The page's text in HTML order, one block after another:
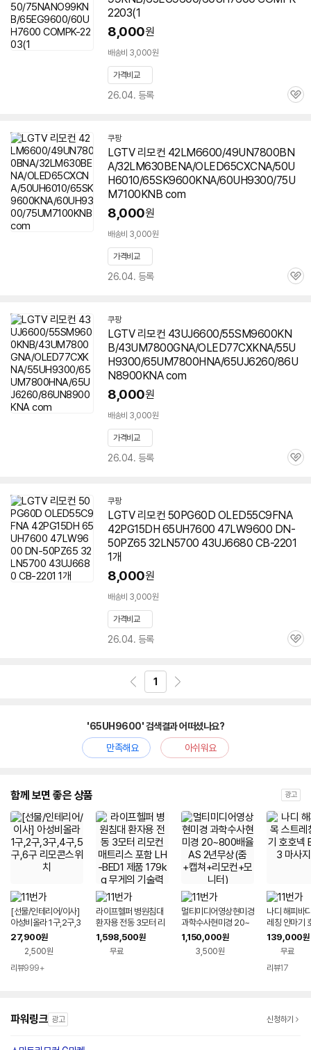
2203(1
8,000원
배송비 3,000원
가격비교
26.04. 등록
관
쿠팡
LGTV 리모컨 42LM6600/49UN7800BN
A/32LM630BENA/OLED65CXCNA/50U
H6010/65SK9600KNA/60UH9300/75U
M7100KNB com
8,000원
배송비 3,000원
가격비교
26.04. 등록
관
쿠팡
LGTV 리모컨 43UJ6600/55SM9600KN
B/43UM7800GNA/OLED77CXKNA/55U
H9300/65UM7800HNA/65UJ6260/86U
N8900KNA com
8,000원
배송비 3,000원
가격비교
26.04. 등록
관
쿠팡
LGTV 리모컨 50PG60D OLED55C9FNA
42PG15DH 65UH7600 47LW9600 DN-
50PZ65 32LN5700 43UJ6680 CB-2201
1개
8,000원
배송비 3,000원
가격비교
26.04. 등록
관
1
'65UH9600' 검색결과 어떠셨나요?
만족해요
아쉬워요
함께 보면 좋은 상품 광고
[선물/인테리어/이사]
아성비올라 1구,2구,3
구,4구,5구,6구 리모
콘스위치
27,900원
2,500원
리뷰999+
라이프헬퍼 병원침대
환자용 전동 3모터 리
모컨 매트리스 포함 L
H-BED1 제품 179kg
무게의 기술력 침대
1,598,500원
무료
멀티미디어영상현미경
과학수사현미경 20~
800배율 AS 2년무상
(줌+캡쳐+리모컨+모
니터)
1,150,000원
3,500원
나디 해피바
레칭 안마기
M-333 마사
139,000원
무료
리뷰17
파워링크 광고 신청하기